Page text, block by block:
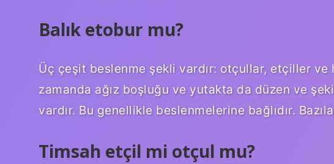
Balık etobur mu?
Üç çeşit beslenme şekli vardır: otçullar, etçiller ve
zamanda ağız boşluğu ve yutakta da düzen ve
vardır. Bu genellikle beslenmelerine bağlıdır.
Timsah etçil mi otçul mu?